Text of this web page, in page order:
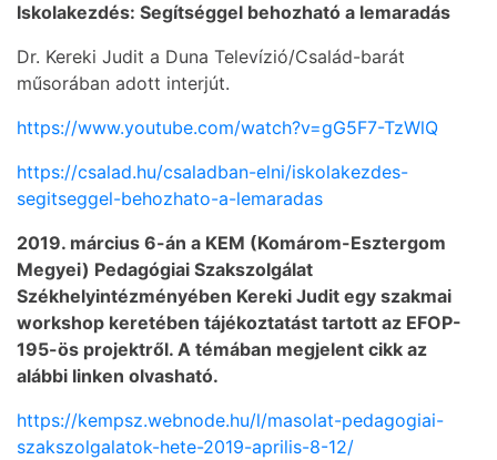
Iskolakezdés: Segítséggel behozható a lemaradás
Dr. Kereki Judit a Duna Televízió/Család-barát
műsorában adott interjút.
https://www.youtube.com/watch?v=gG5F7-TzWlQ
https://csalad.hu/csaladban-elni/iskolakezdes-
segitseggel-behozhato-a-lemaradas
2019. március 6-án a KEM (Komárom-Esztergom
Megyei) Pedagógiai Szakszolgálat
Székhelyintézményében Kereki Judit egy szakmai
workshop keretében tájékoztatást tartott az EFOP-
195-ös projektről. A témában megjelent cikk az
alábbi linken olvasható.
https://kempsz.webnode.hu/l/masolat-pedagogiai-
szakszolgalatok-hete-2019-aprilis-8-12/